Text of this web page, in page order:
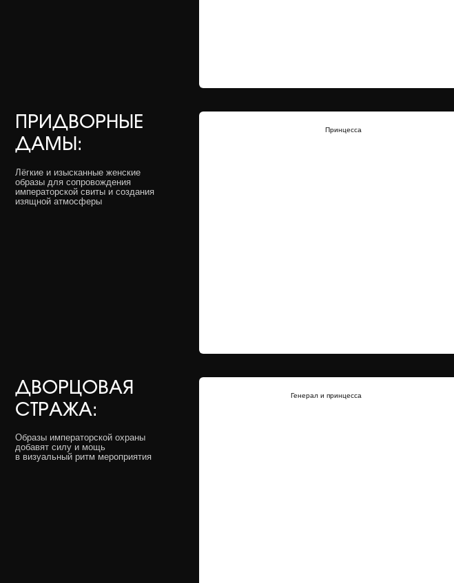
Принцесса
ДВОРЦОВАЯ
Образы императорской охраны
добавят силу и мощь
в визуальный ритм мероприятия
Генерал и принцесса
ФОТОСАЛОН
И ДРЕСС-БАР:
костюмы Пекинской оперы
с множеством реквизита